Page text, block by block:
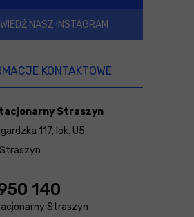
NASZ INSTAGRAM
KONTAKTOWE
Straszyn
117, lok. U5
140
Straszyn